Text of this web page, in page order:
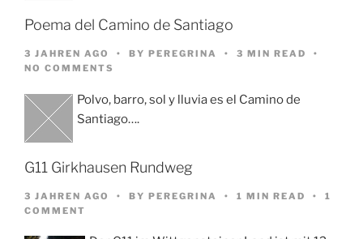
Poema del Camino de Santiago
3 JAHREN AGO BY PEREGRINA
3 MIN READ
NO COMMENTS
Polvo, barro, sol y lluvia es el Camino de
Santiago….
G11 Girkhausen Rundweg
3 JAHREN AGO BY PEREGRINA 1 MIN READ
1
COMMENT